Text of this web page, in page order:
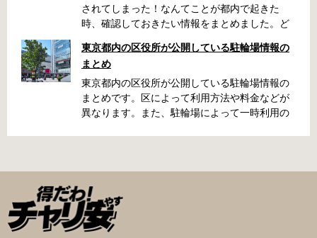
されてしまった！なんてことが都内で起きた
時、確認しておきたい情報をまとめました。ど
くらい？なんて疑問が浮かぶかと思います。事
前に確認していざという時対処しましょう。 千
代田区 / 新宿区 / 品川区 / 港区 / 中央区 / 大田区
/ 北区 / 墨田区 / 渋谷区 / 葛飾区 千代田区で撤去
された場合 猿楽町保管場所 住所 千代田区神田
の地図が置いてあります） 東京メトロ半蔵門
線、都営新宿・三田線神保町駅から徒歩7分 大
手町高架下自転車保管場所 住所 千代田区大手町
二丁目4番 電話 050-2018-6466（千代田区自転
車対策コールセンター） 最寄駅 東京メトロ半蔵
東京都内の区役所が公開している駐輪場情報の
まとめ
東京都内の区役所が公開している駐輪場情報の
まとめです。区によって利用方法や料金などが
異なります。また、駐輪場によって一時利用の
の自転車駐輪場 利用方法 利用登録申請書の提出
申請期間内に利用登録申請書（PDF：
1,396KB） と必要書類を環境まちづくり総務課
あてに郵送（申請期間消印有効）または、期間
内に環境まちづくり総務課（区役所5階5B窓